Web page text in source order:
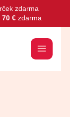
zdarma
70 € zdarma